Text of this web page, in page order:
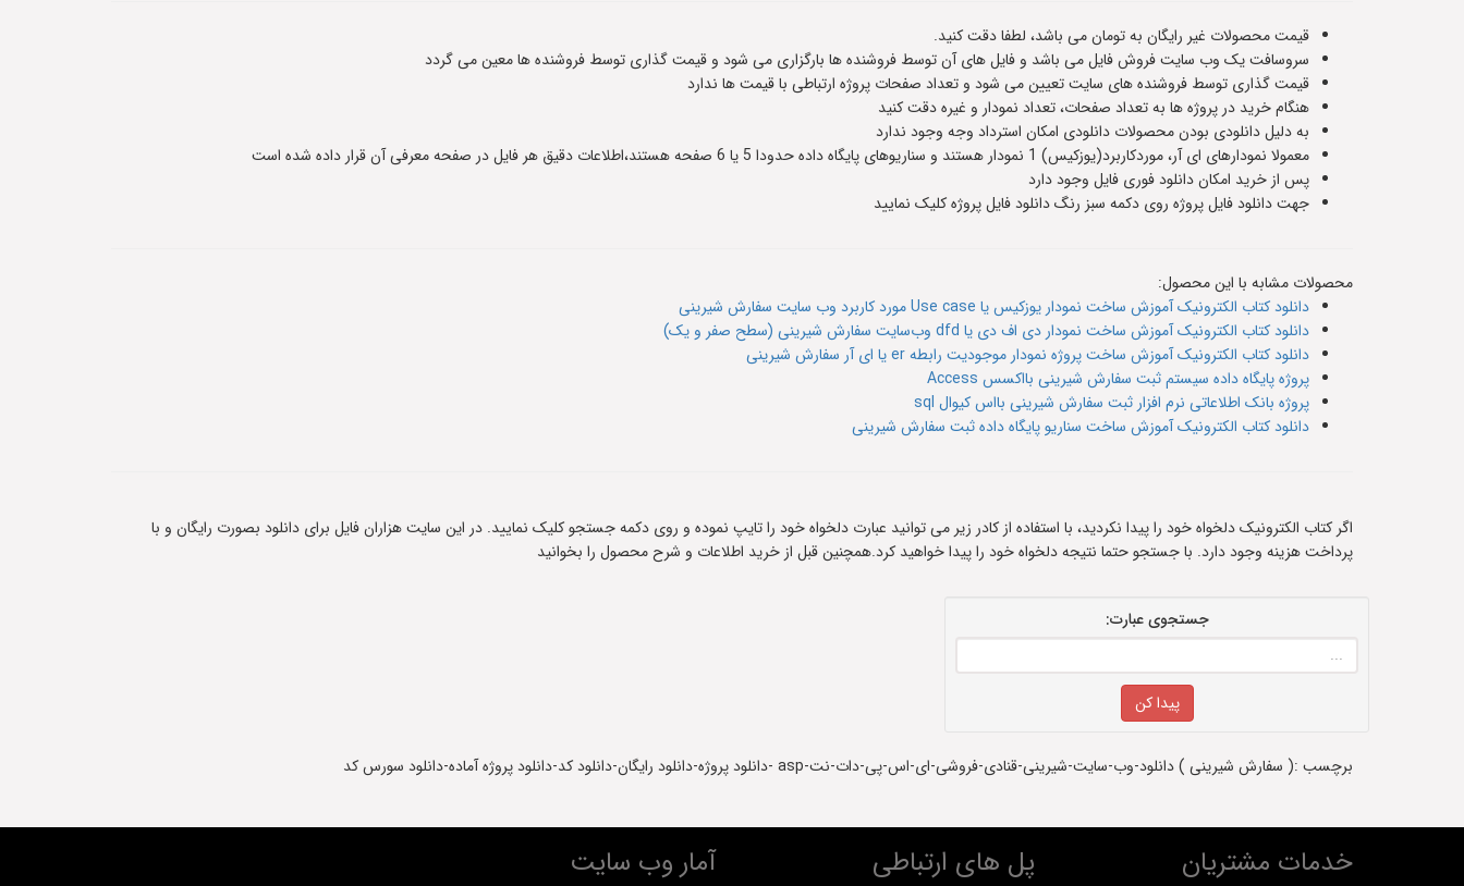
قیمت محصولات غیر رایگان به تومان می باشد، لطفا دقت کنید.
سروسافت یک وب سایت فروش فایل می باشد و فایل های آن توسط فروشنده ها بارگزاری می شود و قیمت گذاری توسط فروشنده ها معین می گردد
قیمت گذاری توسط فروشنده های سایت تعیین می شود و تعداد صفحات پروژه ارتباطی با قیمت ها ندارد
هنگام خرید در پروژه ها به تعداد صفحات، تعداد نمودار و غیره دقت کنید
به دلیل دانلودی بودن محصولات دانلودی امکان استرداد وجه وجود ندارد
معمولا نمودارهای ای آر، موردکاربرد(یوزکیس) 1 نمودار هستند و سناریوهای پایگاه داده حدودا 5 یا 6 صفحه هستند،اطلاعات دقیق هر فایل در صفحه معرفی آن قرار داده شده است
پس از خرید امکان دانلود فوری فایل وجود دارد
جهت دانلود فایل پروژه روی دکمه سبز رنگ دانلود فایل پروژه کلیک نمایید
محصولات مشابه با این محصول:
دانلود کتاب الکترونیک آموزش ساخت نمودار یوزکیس یا Use case مورد کاربرد وب سایت سفارش شیرینی
دانلود کتاب الکترونیک آموزش ساخت نمودار دی اف دی یا dfd وب‌سایت سفارش شیرینی (سطح صفر و یک)
دانلود کتاب الکترونیک آموزش ساخت پروژه نمودار موجودیت رابطه er یا ای آر سفارش شیرینی
پروژه پایگاه داده سیستم ثبت سفارش شیرینی بااکسس Access
پروژه بانک اطلاعاتی نرم افزار ثبت سفارش شیرینی بااس کیوال sql
دانلود کتاب الکترونیک آموزش ساخت سناریو پایگاه داده ثبت سفارش شیرینی
اگر کتاب الکترونیک دلخواه خود را پیدا نکردید، با استفاده از کادر زیر می توانید عبارت دلخواه خود را تایپ نموده و روی دکمه جستجو کلیک نمایید. در این سایت هزاران فایل برای دانلود بصورت رایگان و با
پرداخت هزینه وجود دارد. با جستجو حتما نتیجه دلخواه خود را پیدا خواهید کرد.همچنین قبل از خرید اطلاعات و شرح محصول را بخوانید
جستجوی عبارت:
برچسب :( سفارش شیرینی ) دانلود-وب-سایت-شیرینی-قنادی-فروشی-ای-اس-پی-دات-نت-asp -دانلود پروژه-دانلود رایگان-دانلود کد-دانلود پروژه آماده-دانلود سورس کد
خدمات مشتریان پل های ارتباطی آمار وب سایت